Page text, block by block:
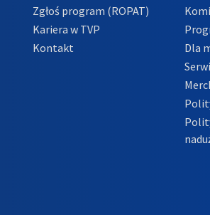
Zgłoś program (ROPAT)
Kariera w TVP
Kontakt
Dla